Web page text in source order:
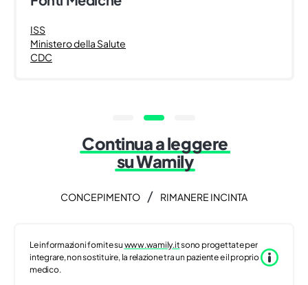
ISS
Ministero della Salute
CDC
Continua a leggere
su Wamily
CONCEPIMENTO / RIMANERE INCINTA
Le informazioni fornite su www.wamily.itsono progettate per
integrare, non sostituire, la relazione tra un paziente e il proprio
medico.